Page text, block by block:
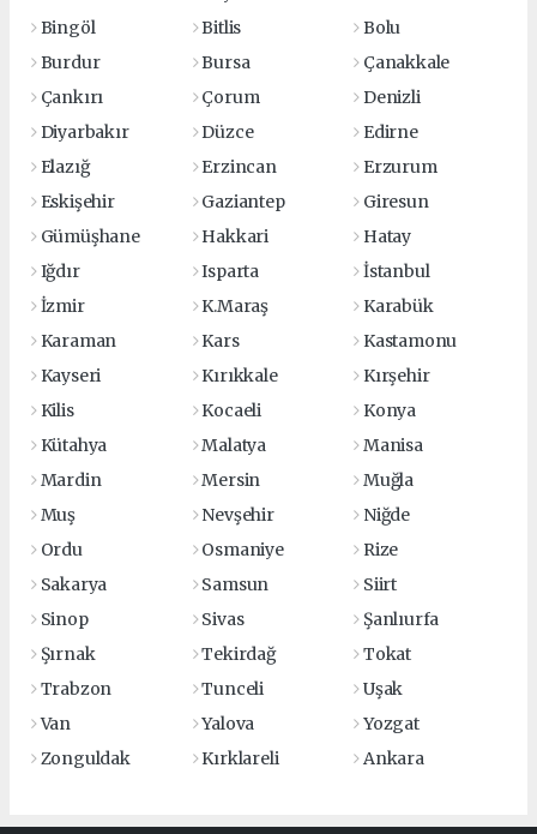
Bingöl
Bitlis
Bolu
Burdur
Bursa
Çanakkale
Çankırı
Çorum
Denizli
Diyarbakır
Düzce
Edirne
Elazığ
Erzincan
Erzurum
Eskişehir
Gaziantep
Giresun
Gümüşhane
Hakkari
Hatay
Iğdır
Isparta
İstanbul
İzmir
K.Maraş
Karabük
Karaman
Kars
Kastamonu
Kayseri
Kırıkkale
Kırşehir
Kilis
Kocaeli
Konya
Kütahya
Malatya
Manisa
Mardin
Mersin
Muğla
Muş
Nevşehir
Niğde
Ordu
Osmaniye
Rize
Sakarya
Samsun
Siirt
Sinop
Sivas
Şanlıurfa
Şırnak
Tekirdağ
Tokat
Trabzon
Tunceli
Uşak
Van
Yalova
Yozgat
Zonguldak
Kırklareli Ankara